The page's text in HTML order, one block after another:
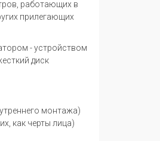
работающих в
прилегающих
- устройством
диск
монтажа)
как черты лица)